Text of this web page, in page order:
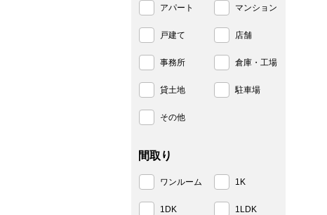
アパート マンション
戸建て 店舗
事務所 倉庫・工場
貸土地 駐車場
その他
間取り
ワンルーム 1K
1DK 1LDK